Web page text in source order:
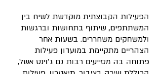
הפעילות הקבוצתית מוקדשת לשיח בין
המשתתפים, שיתוף בתחושות וברגשות
ולמשחקים משחררים. בשעות אחר
הצהריים מתקיימת במועדון פעילות
פתוחה בה מסייעים רבות גם ג'וינט אשל,